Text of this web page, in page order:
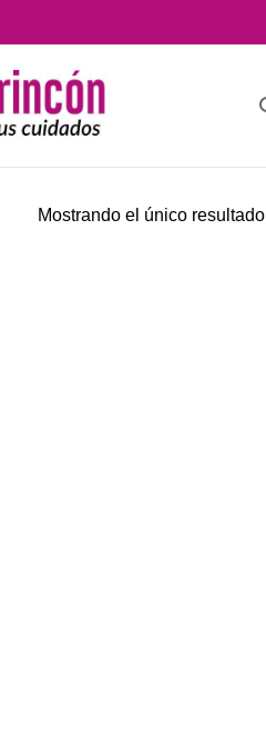
Mostrando el único resultado